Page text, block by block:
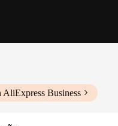
AliExpress Business